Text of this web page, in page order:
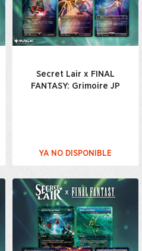
Secret Lair x FINAL
FANTASY: Grimoire JP
YA NO DISPONIBLE